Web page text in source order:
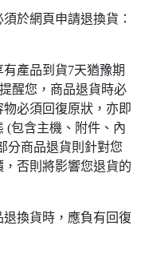
於網頁申請退換貨：
產品到貨7天猶豫期
醒您，商品退貨時必
必須回復原狀，亦即
(包含主機、附件、內
分商品退貨則針對您
否則將影響您退貨的
換貨時，應負有回復